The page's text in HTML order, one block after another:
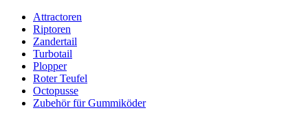
Attractoren
Riptoren
Zandertail
Turbotail
Plopper
Roter Teufel
Octopusse
Zubehör für Gummiköder